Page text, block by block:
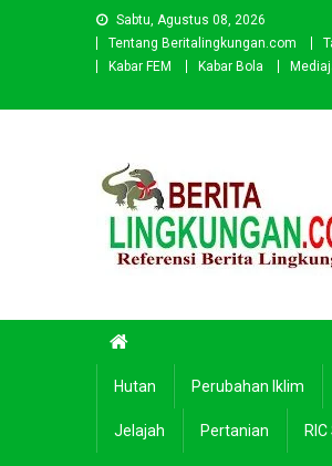
Sabtu, Agustus 08, 2026
Tentang Beritalingkungan.com
Kabar FEM
Kabar Bola
Hutan Perubahan Iklim
Jelajah Pertanian